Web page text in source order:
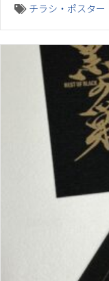
チラシ・ポスター